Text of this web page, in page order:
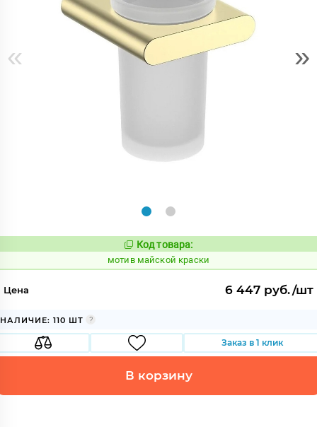
« »
Код:
1037664
Код товара:
мотив майской краски
Цена 6 447 руб./шт
НАЛИЧИЕ: 110 ШТ
Заказ в 1 клик
В корзину